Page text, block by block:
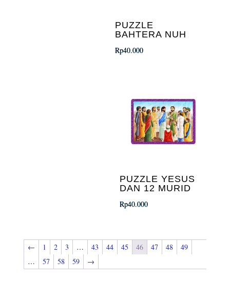
PUZZLE
BAHTERA NUH
Rp40.000
PUZZLE YESUS
DAN 12 MURID
Rp40.000
← 1 2 3 … 43 44 45 46 47 48
49
…
57 58 59 →